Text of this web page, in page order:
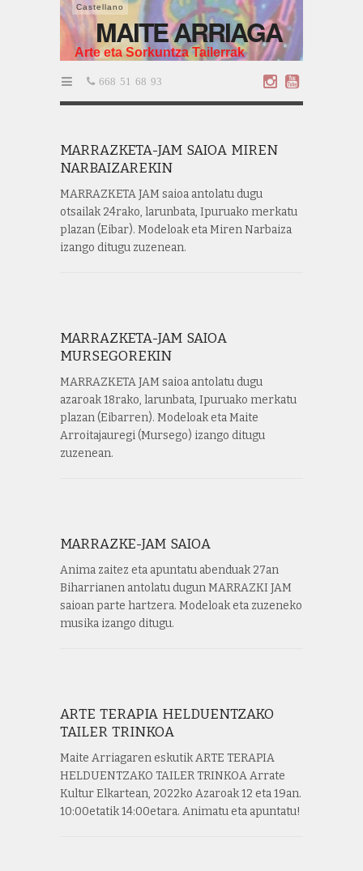
Castellano
MAITE ARRIAGA
Arte eta Sorkuntza Tailerrak
668 51 68 93
MARRAZKETA-JAM SAIOA MIREN
NARBAIZAREKIN
MARRAZKETA JAM saioa antolatu dugu
otsailak 24rako, larunbata, Ipuruako merkatu
plazan (Eibar). Modeloak eta Miren Narbaiza
izango ditugu zuzenean.
MARRAZKETA-JAM SAIOA
MURSEGOREKIN
MARRAZKETA JAM saioa antolatu dugu
azaroak 18rako, larunbata, Ipuruako merkatu
plazan (Eibarren). Modeloak eta Maite
Arroitajauregi (Mursego) izango ditugu
zuzenean.
MARRAZKE-JAM SAIOA
Anima zaitez eta apuntatu abenduak 27an
Biharrianen antolatu dugun MARRAZKI JAM
saioan parte hartzera. Modeloak eta zuzeneko
musika izango ditugu.
ARTE TERAPIA HELDUENTZAKO
TAILER TRINKOA
Maite Arriagaren eskutik ARTE TERAPIA
HELDUENTZAKO TAILER TRINKOA Arrate
Kultur Elkartean, 2022ko Azaroak 12 eta 19an.
10:00etatik 14:00etara. Animatu eta apuntatu!